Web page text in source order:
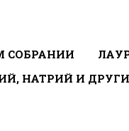
СОБРАНИИ
НАТРИЙ И